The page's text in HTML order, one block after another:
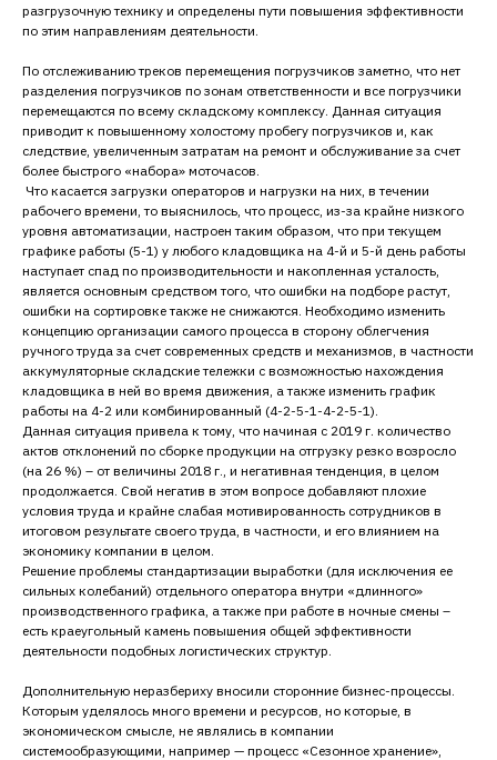
разгрузочную технику и определены пути повышения эффективности
по этим направлениям деятельности.
По отслеживанию треков перемещения погрузчиков заметно, что нет
разделения погрузчиков по зонам ответственности и все погрузчики
перемещаются по всему складскому комплексу. Данная ситуация
приводит к повышенному холостому пробегу погрузчиков и, как
следствие, увеличенным затратам на ремонт и обслуживание за счет
более быстрого «набора» моточасов.
Что касается загрузки операторов и нагрузки на них, в течении
рабочего времени, то выяснилось, что процесс, из-за крайне низкого
уровня автоматизации, настроен таким образом, что при текущем
графике работы (5-1) у любого кладовщика на 4-й и 5-й день работы
наступает спад по производительности и накопленная усталость,
является основным средством того, что ошибки на подборе растут,
ошибки на сортировке также не снижаются. Необходимо изменить
концепцию организации самого процесса в сторону облегчения
ручного труда за счет современных средств и механизмов, в частности
аккумуляторные складские тележки с возможностью нахождения
кладовщика в ней во время движения, а также изменить график
работы на 4-2 или комбинированный (4-2-5-1-4-2-5-1).
Данная ситуация привела к тому, что начиная с 2019 г. количество
актов отклонений по сборке продукции на отгрузку резко возросло
(на 26 %) – от величины 2018 г., и негативная тенденция, в целом
продолжается. Свой негатив в этом вопросе добавляют плохие
условия труда и крайне слабая мотивированность сотрудников в
итоговом результате своего труда, в частности, и его влиянием на
экономику компании в целом.
Решение проблемы стандартизации выработки (для исключения ее
сильных колебаний) отдельного оператора внутри «длинного»
производственного графика, а также при работе в ночные смены –
есть краеугольный камень повышения общей эффективности
деятельности подобных логистических структур.
Дополнительную неразбериху вносили сторонние бизнес-процессы.
Которым уделялось много времени и ресурсов, но которые, в
экономическом смысле, не являлись в компании
системообразующими, например — процесс «Сезонное хранение»,